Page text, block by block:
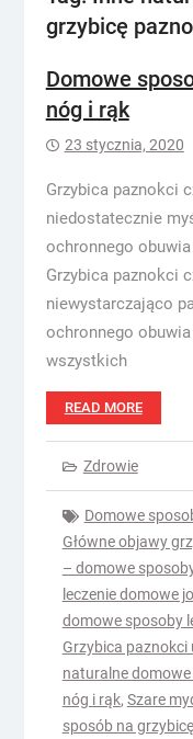
grzybicę
Domowe
nóg i rąk
23 stycznia, 2020
Grzybica paznokci
niedostatecznie
ochronnego
Grzybica paznokci
niewystarczająco
ochronnego
wszystkich
READ MORE
Zdrowie
Domowe
Główne objawy
– domowe
leczenie domowe
domowe sposoby
Grzybica paznokci
naturalne
nóg i rąk, Szare
sposób na